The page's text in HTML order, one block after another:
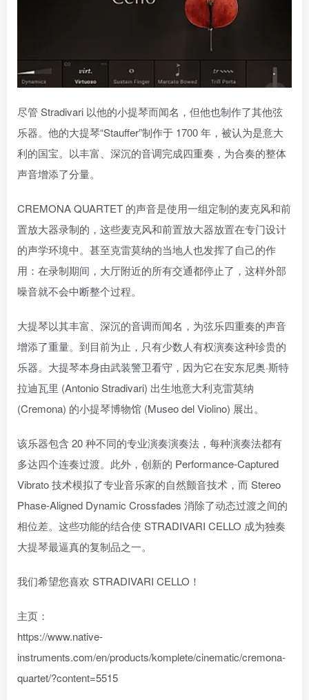
尽管 Stradivari 以他的小提琴而闻名，但他也制作了其他弦
乐器。他的大提琴“Stauffer”制作于 1700 年，被认为是意大
利的国宝。以丰富、深沉的音调完成四重奏，为合奏的整体
声音增添了分量。
CREMONA QUARTET 的声音是使用一组定制的麦克风和前
置放大器录制的，这些麦克风和前置放大器放置在专门设计
的声学环境中。甚至克雷莫纳的当地人也发挥了自己的作
用：在录制期间，大厅附近的所有交通都停止了，这样外部
噪音就不会中断整个过程。
大提琴以其丰富、深沉的音调而闻名，为弦乐四重奏的声音
增添了重量。到目前为止，只有少数人有权演奏这种珍贵的
乐器。大提琴本身由武装警卫看守，因为它在安东尼奥·斯特
拉迪瓦里 (Antonio Stradivari) 出生地意大利克雷莫纳
(Cremona) 的小提琴博物馆 (Museo del Violino) 展出。
该乐器包含 20 种不同的专业演奏演奏法，每种演奏法都有
多达四个连奏过渡。此外，创新的 Performance-Captured
Vibrato 技术模拟了专业音乐家的自然颤音技术，而 Stereo
Phase-Aligned Dynamic Crossfades 消除了动态过渡之间的
相位差。这些功能的结合使 STRADIVARI CELLO 成为独奏
大提琴最逼真的复制品之一。
我们希望您喜欢 STRADIVARI CELLO！
主页：
https://www.native-
instruments.com/en/products/komplete/cinematic/cremona-
quartet/?content=5515